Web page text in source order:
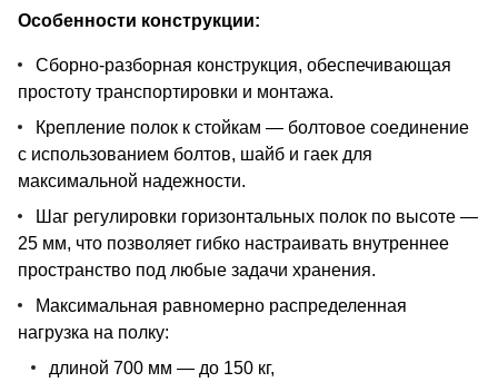
Особенности конструкции:
Сборно-разборная конструкция, обеспечивающая
простоту транспортировки и монтажа.
Крепление полок к стойкам — болтовое соединение
с использованием болтов, шайб и гаек для
максимальной надежности.
Шаг регулировки горизонтальных полок по высоте —
25 мм, что позволяет гибко настраивать внутреннее
пространство под любые задачи хранения.
Максимальная равномерно распределенная
нагрузка на полку:
длиной 700 мм — до 150 кг,